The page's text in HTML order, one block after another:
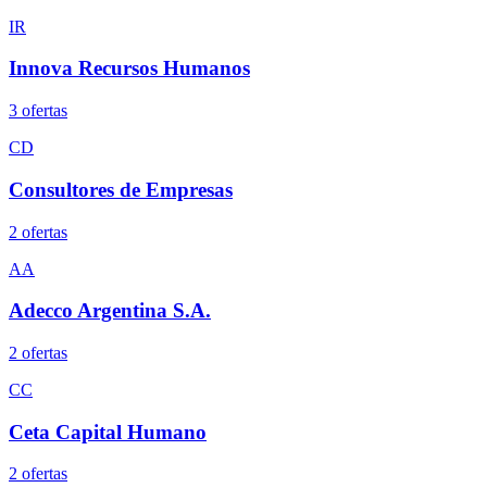
IR
Innova Recursos Humanos
3 ofertas
CD
Consultores de Empresas
2 ofertas
AA
Adecco Argentina S.A.
2 ofertas
CC
Ceta Capital Humano
2 ofertas